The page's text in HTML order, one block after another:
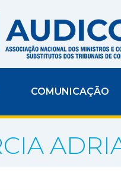
COMUNICAÇÃO